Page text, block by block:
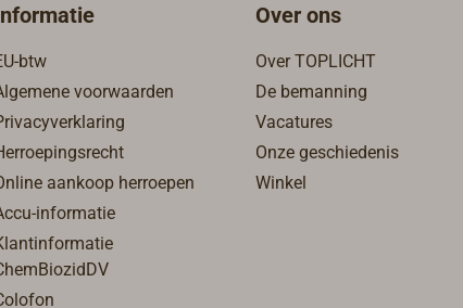
btw
voorwaarden
aankoop herroepen
informatie
Over ons
Over TOPLICHT
De bemanning
Vacatures
Onze geschiedenis
Winkel